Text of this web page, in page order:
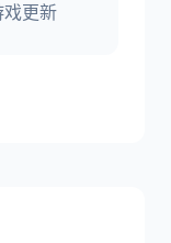
戏更新